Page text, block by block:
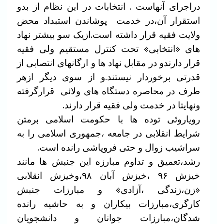
دراجرای آنهاست . انتخابات در این نظام از بدو
استقرار آن،در خدمت پوشاندن استبداد محض
ولایت فقیه قرار داشته است.ازیک سو بیشتر نهاد
های «انتخابی» تحت کنترل مستقیم ولی فقیه
قرار دارندو در مقابل نهاد ها و ارگانهای انتصابی از
قدرتی برخوردار نیستند.و از سوی دیگر ازهر
طرف در محاصره دستگاه های ولائی قرارگرفته
ونهایتا در خدمت ولی فقیه قرار دارند.
رویاروئی توده ها با حکومت اسلامی برمتن
شرایط انقلابی در جامعه ،جمهوری اسلامی را به
سراشیب زوال و حتی فروپاشی رانده است.
رشد،تعمیق و تداوم مبارزه این جنبش ها مانند
خیزش ۹۶ ،خیزش آبان ۹۸،وخیزش انقلابی
«زن،زندگی ،آزادی» و مبارزات جنبش
کارگری،مبارزات بیکاران و به حاشیه رانده
شدگان،مبارزات جوانان و دانشجویان